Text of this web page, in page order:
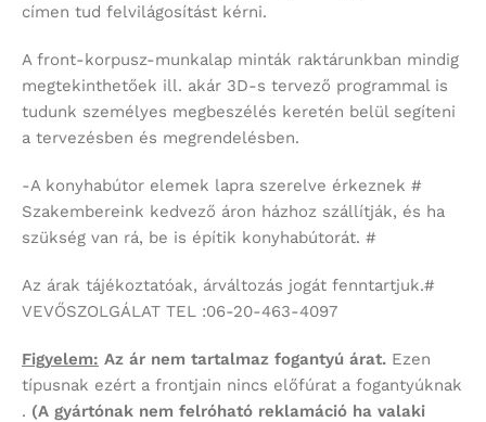
címen tud felvilágosítást kérni.
A front-korpusz-munkalap minták raktárunkban mindig
megtekinthetőek ill. akár 3D-s tervező programmal is
tudunk személyes megbeszélés keretén belül segíteni
a tervezésben és megrendelésben.
-A konyhabútor elemek lapra szerelve érkeznek #
Szakembereink kedvező áron házhoz szállítják, és ha
szükség van rá, be is építik konyhabútorát. #
Az árak tájékoztatóak, árváltozás jogát fenntartjuk.#
VEVŐSZOLGÁLAT TEL :06-20-463-4097
Figyelem: Az ár nem tartalmaz fogantyú árat. Ezen
típusnak ezért a frontjain nincs előfúrat a fogantyúknak
. (A gyártónak nem felróható reklamáció ha valaki